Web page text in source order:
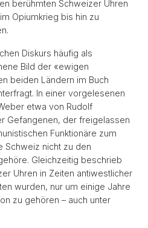
berühmten Schweizer Uhren
Opiumkrieg bis hin zu
Diskurs häufig als
Bild der «ewigen
beiden Ländern im Buch
In einer vorgelesenen
etwa von Rudolf
Gefangenen, der freigelassen
Funktionäre zum
Schweiz nicht zu den
Gleichzeitig beschrieb
Uhren in Zeiten antiwestlicher
wurden, nur um einige Jahre
zu gehören – auch unter